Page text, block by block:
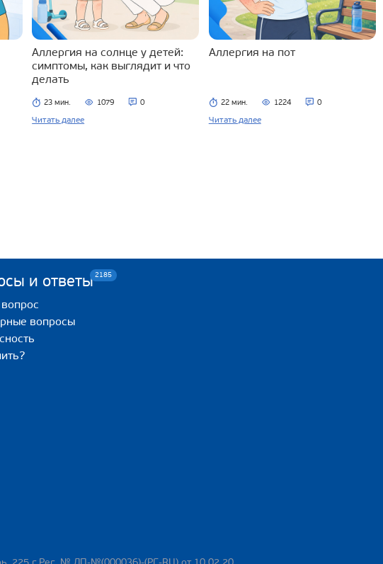
Аллергия на солнце у детей:
симптомы, как выглядит и что
делать
23 мин. 1079 0
Читать далее
Аллергия на пот
22 мин. 1224 0
Читать далее
и ответы2185
вопросы